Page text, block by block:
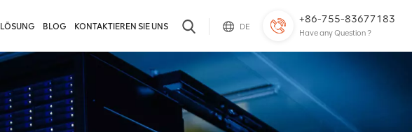
+86-755-83677183
Have any Question ?
DE
LÖSUNG BLOG KONTAKTIEREN SIE UNS